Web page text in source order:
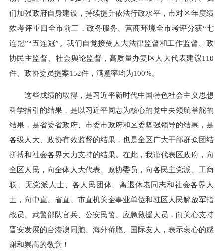
们加强政府自身建设，持续提升依法行政水平，市对区年度绩
效考评重回全市前三，政务服务、营商环境全市考评分获“七
连冠”“五连冠”。我们自觉接受人大法律监督和工作监督、政
协民主监督、社会舆论监督，高质量办复区人大代表建议110
件、政协委员提案152件，满意率均为100%。
这些成绩的取得，是习近平新时代中国特色社会主义思想
科学指引的结果，是以习近平同志为核心的党中央领航掌舵的
结果，是省委省政府、市委市政府和区委坚强领导的结果，是
各级人大、政协有效监督的结果，也是全区广大干部群众团结
拼搏和社会各界大力支持的结果。在此，我谨代表区政府，向
全区人民，向全体人大代表、政协委员，向各民主党派、工商
联、无党派人士、各人民团体、离退休老同志和社会各界人
士，向中直、省直、市直机关企事业单位和驻区人民解放军指
战员、武警部队官兵、公安民警、应急救援人员，向关心支持
晋安发展的台港澳同胞、海外侨胞、国际友人，表示衷心的感
谢和崇高的敬意！